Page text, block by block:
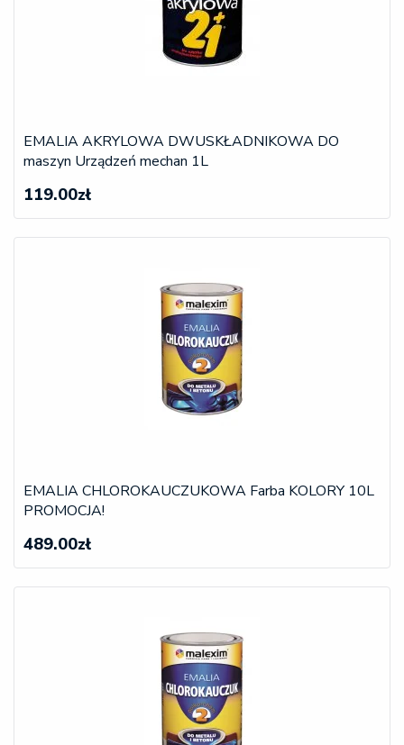
EMALIA AKRYLOWA DWUSKŁADNIKOWA DO
maszyn Urządzeń mechan 1L
119.00zł
EMALIA CHLOROKAUCZUKOWA Farba KOLORY 10L
PROMOCJA!
489.00zł